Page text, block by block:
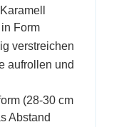
Form
verstreichen
aufrollen und
(28-30 cm
Abstand